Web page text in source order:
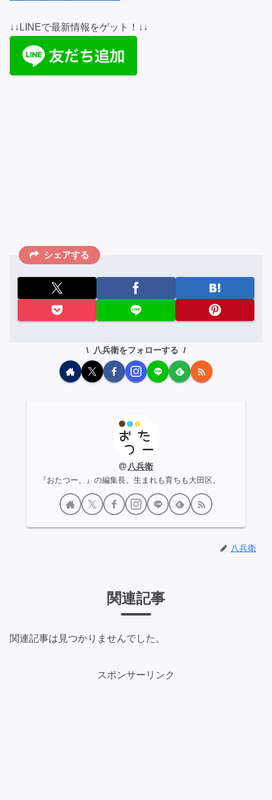
↓↓LINEで最新情報をゲット！↓↓
シェアする
八兵衛をフォローする
八兵衛
『おたつー。』の編集長。生まれも育ちも大田区。
八兵衛
関連記事
関連記事は見つかりませんでした。
スポンサーリンク